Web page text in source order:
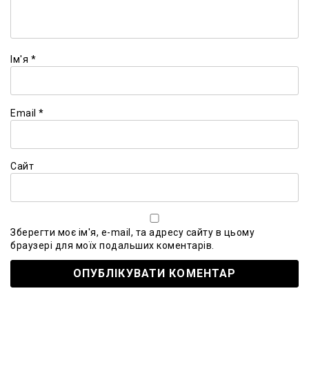
Ім'я *
Email *
Сайт
Зберегти моє ім'я, e-mail, та адресу сайту в цьому
браузері для моїх подальших коментарів.